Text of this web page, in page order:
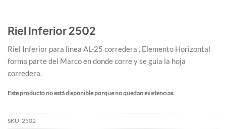
Riel Inferior 2502
Riel Inferior para linea AL-25 corredera . Elemento Horizontal
forma parte del Marco en donde corre y se guia la hoja
corredera.
Este producto no está disponible porque no quedan existencias.
SKU: 2502